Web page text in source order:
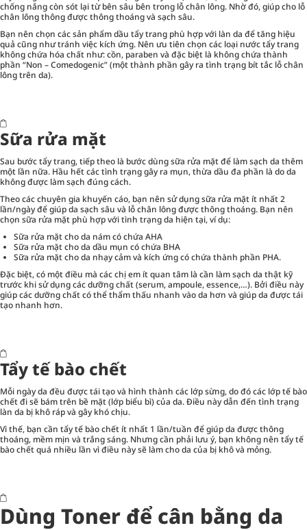
chống nắng còn sót lại từ bên sâu bên trong lỗ chân lông. Nhờ đó, giúp cho lỗ
chân lông thông được thông thoáng và sạch sâu.
Bạn nên chọn các sản phẩm dầu tẩy trang phù hợp với làn da để tăng hiệu
quả cũng như tránh việc kích ứng. Nên ưu tiên chọn các loại nước tẩy trang
không chứa hóa chất như: cồn, paraben và đặc biệt là không chứa thành
phần “Non – Comedogenic” (một thành phần gây ra tình trạng bít tắc lỗ chân
lông trên da).
Sữa rửa mặt
Sau bước tẩy trang, tiếp theo là bước dùngsữa rửa mặtđể làm sạch da thêm
một lần nữa. Hầu hết các tình trạng gây ra mụn, thừa dầu đa phần là do da
không được làm sạch đúng cách.
Theo các chuyên gia khuyến cáo, bạn nên sử dụng sữa rửa mặt ít nhất 2
lần/ngày để giúp da sạch sâu và lỗ chân lông được thông thoáng. Bạn nên
chọn sữa rửa mặt phù hợp với tình trạng da hiện tại, ví dụ:
Sữa rửa mặt cho da nám có chứa AHA
Sữa rửa mặt cho da dầu mụn có chứa BHA
Sữa rửa mặt cho da nhạy cảm và kích ứng có chứa thành phần PHA.
Đặc biệt, có một điều mà các chị em ít quan tâm là cần làm sạch da thật kỹ
trước khi sử dụng các dưỡng chất (serum, ampoule, essence,…). Bởi điều này
giúp các dưỡng chất có thể thẩm thấu nhanh vào da hơn và giúp da được tái
tạo nhanh hơn.
Tẩy tế bào chết
Mỗi ngày da đều được tái tạo và hình thành các lớp sừng, do đó các lớp tế bào
chết đi sẽ bám trên bề mặt (lớp biểu bì) của da. Điều này dẫn đến tình trạng
làn da bị khô ráp và gây khó chịu.
Vì thế, bạn cần tẩy tế bào chết ít nhất 1 lần/tuần để giúp da được thông
thoáng, mềm mịn và trắng sáng. Nhưng cần phải lưu ý, bạn không nên tẩy tế
bào chết quá nhiều lần vì điều này sẽ làm cho da của bị khô và mỏng.
Dùng Toner để cân bằng da